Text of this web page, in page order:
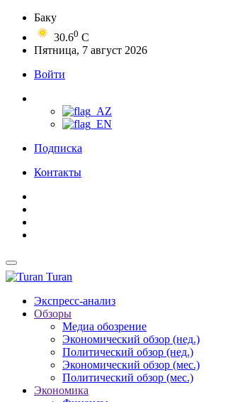
Баку
30.60 C
Пятница, 7 август 2026
Войти
Подписка
Контакты
Turan
Экспресс-анализ
Обзоры
Медиа обозрение
Экономический обзор (нед.)
Политический обзор (нед.)
Экономический обзор (мес.)
Политический обзор (мес.)
Экономика